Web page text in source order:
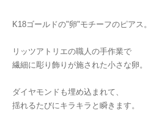
K18ゴールドの"卵"モチーフのピアス。
リッツアトリエの職人の手作業で
繊細に彫り飾りが施された小さな卵。
ダイヤモンドも埋め込まれて、
揺れるたびにキラキラと瞬きます。